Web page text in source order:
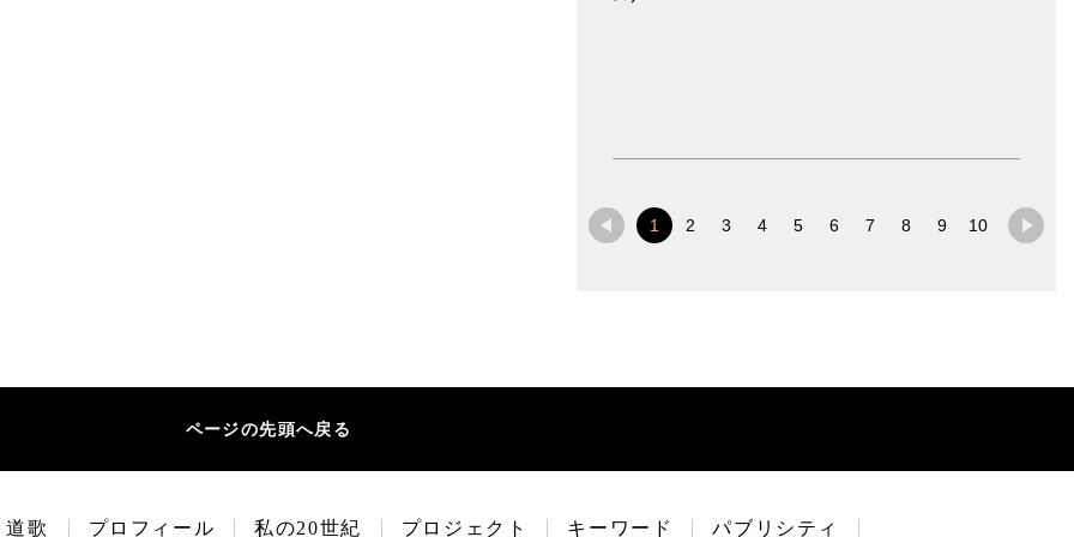
1 2 3 4 5 6 7 8 9 10
ページの先頭へ戻る
道歌 プロフィール 私の20世紀 プロジェクト キーワード パブリシティ